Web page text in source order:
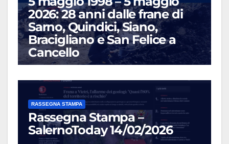
2026: 28 anni dalle frane di
Sarno, Quindici, Siano,
Bracigliano e San Felice a
Cancello
RASSEGNA STAMPA
Rassegna Stampa –
SalernoToday 14/02/2026